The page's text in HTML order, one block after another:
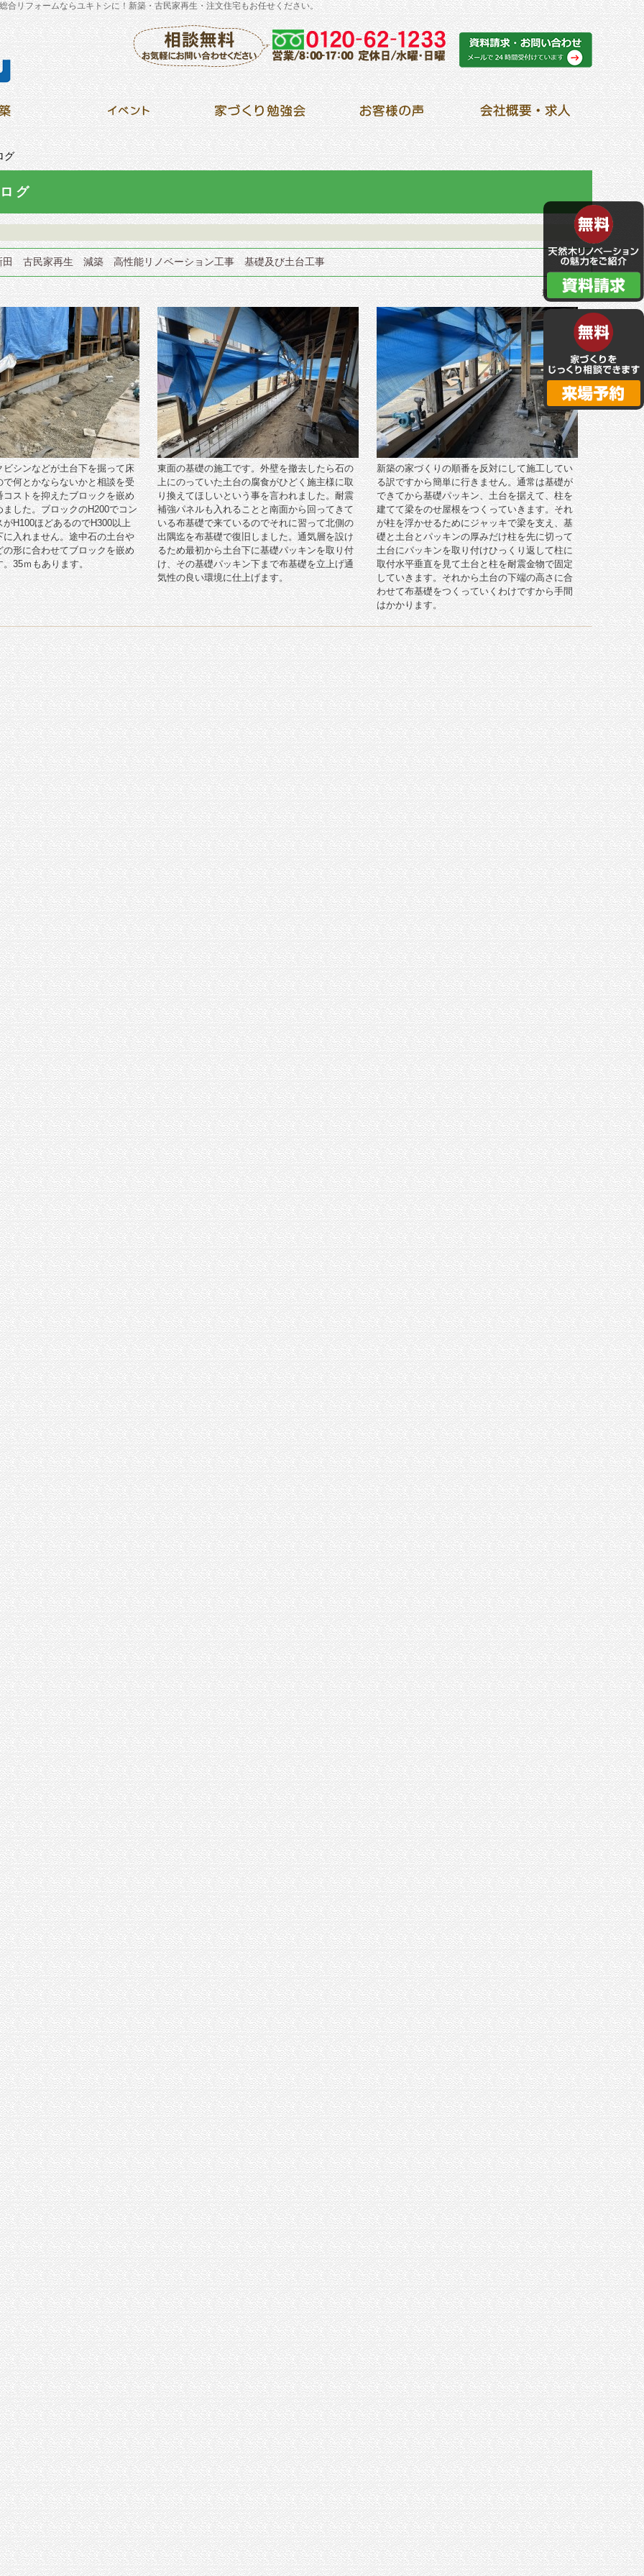
合リフォームならユキトシに！新築・古民家再生・注文住宅もお任せください。
グ
グ
田 古民家再生 減築 高性能リノベーション工事 基礎及び土台工事
現場ブログ
ビシンなどが土台下を掘って床
で何とかならないかと相談を受
コストを抑えたブロックを嵌め
ました。ブロックのH200でコン
がH100ほどあるのでH300以上
に入れません。途中石の土台や
の形に合わせてブロックを嵌め
。35ｍもあります。
東面の基礎の施工です。外壁を撤去したら石の
上にのっていた土台の腐食がひどく施主様に取
り換えてほしいという事を言われました。耐震
補強パネルも入れることと南面から回ってきて
いる布基礎で来ているのでそれに習って北側の
出隅迄を布基礎で復旧しました。通気層を設け
るため最初から土台下に基礎パッキンを取り付
け、その基礎パッキン下まで布基礎を立上げ通
気性の良い環境に仕上げます。
新築の家づくりの順番を反対にして施工してい
る訳ですから簡単に行きません。通常は基礎が
できてから基礎パッキン、土台を据えて、柱を
建てて梁をのせ屋根をつくっていきます。それ
が柱を浮かせるためにジャッキで梁を支え、基
礎と土台とパッキンの厚みだけ柱を先に切って
土台にパッキンを取り付けひっくり返して柱に
取付水平垂直を見て土台と柱を耐震金物で固定
していきます。それから土台の下端の高さに合
わせて布基礎をつくっていくわけですから手間
はかかります。